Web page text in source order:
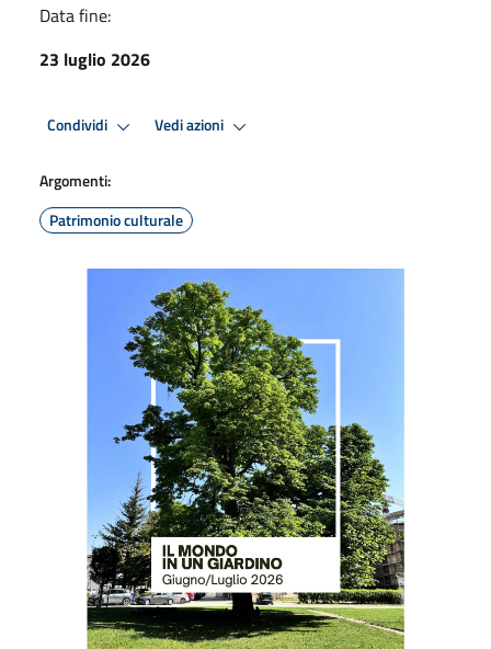
Data fine:
23 luglio 2026
Condividi Vedi azioni
Argomenti:
Patrimonio culturale